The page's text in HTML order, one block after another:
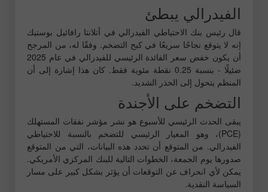
الفيدرالي يبطئ
قال رئيس بنك الاحتياطي الفيدرالي في أتلانتا رافائيل بوستيك
إنه لا يتوقع نجاحًا سريعًا في كبح التضخم. وفقًا له، من المرجح
أن يكون خفض سعر الفائدة الرئيسي للفيدرالي في عام 2025
ضئيلًا - بنسبة 0.25 نقطة مئوية فقط. كان هذا إشارة إلى أن
المنظم يتحول إلى الحذر الشديد.
التضخم على الأجندة
يبقى الحدث الرئيسي للأسبوع هو نشر مؤشر نفقات المستهلك
(PCE)، وهو المعيار الرئيسي للتضخم بالنسبة للاحتياطي
الفيدرالي. من المتوقع أن تحدد هذه البيانات، التي من المتوقع
صدورها يوم الجمعة، الخطوات التالية للبنك المركزي الأمريكي.
يمكن لأي انحراف عن التوقعات أن يؤثر بشكل كبير على مسار
السياسة النقدية.